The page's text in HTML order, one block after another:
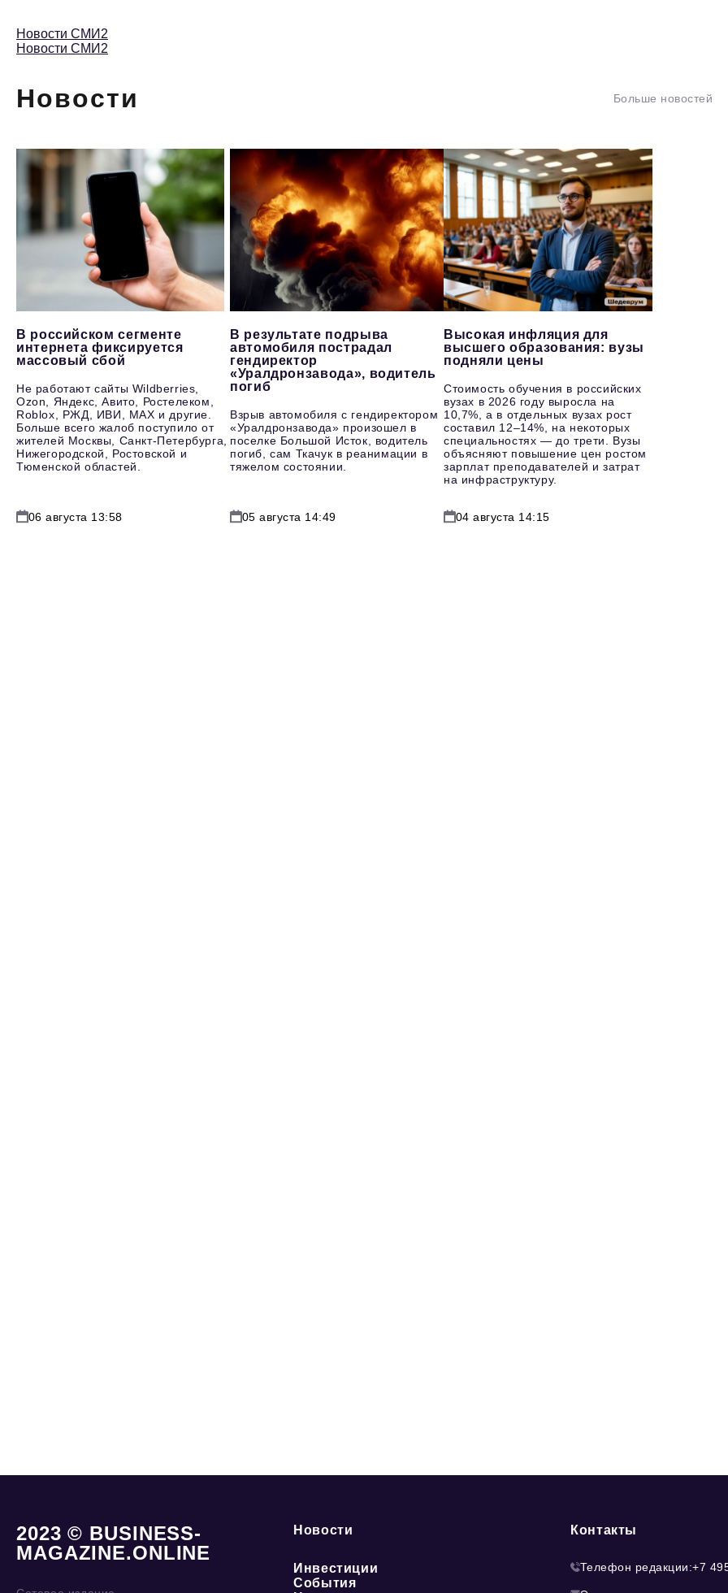
Новости СМИ2
Новости СМИ2
Новости Больше новостей
В российском сегменте
интернета фиксируется
массовый сбой
Не работают сайты Wildberries,
Ozon, Яндекс, Авито, Ростелеком,
Roblox, РЖД, ИВИ, MAX и другие.
Больше всего жалоб поступило от
жителей Москвы, Санкт-Петербурга,
Нижегородской, Ростовской и
Тюменской областей.
06 августа 13:58
В результате подрыва
автомобиля пострадал
гендиректор
«Уралдронзавода», водитель
погиб
Взрыв автомобиля с гендиректором
«Уралдронзавода» произошел в
поселке Большой Исток, водитель
погиб, сам Ткачук в реанимации в
тяжелом состоянии.
05 августа 14:49
Высокая инфляция для
высшего образования: вузы
подняли цены
Стоимость обучения в российских
вузах в 2026 году выросла на
10,7%, а в отдельных вузах рост
составил 12–14%, на некоторых
специальностях — до трети. Вузы
объясняют повышение цен ростом
зарплат преподавателей и затрат
на инфраструктуру.
04 августа 14:15
2023 © BUSINESS-
MAGAZINE.ONLINE
Новости
Инвестиции
События
Контакты
Телефон редакции:+7